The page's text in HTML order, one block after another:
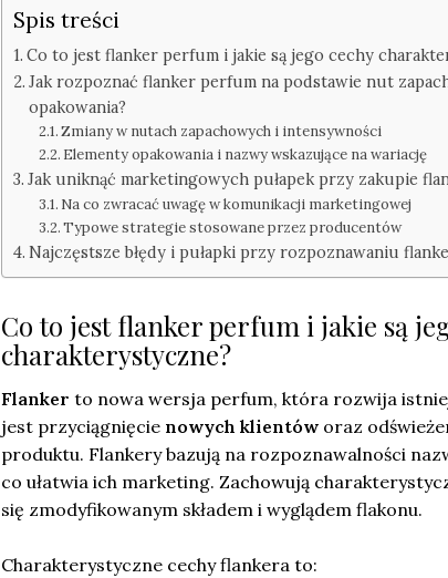
Spis treści
Co to jest flanker perfum i jakie są jego cechy
Jak rozpoznać flanker perfum na podstawie nut
opakowania?
Zmiany w nutach zapachowych i intensywności
Elementy opakowania i nazwy wskazujące na wariację
Jak uniknąć marketingowych pułapek przy zakupie
Na co zwracać uwagę w komunikacji marketingowej
Typowe strategie stosowane przez producentów
Najczęstsze błędy i pułapki przy rozpoznawaniu
Co to jest flanker perfum i jakie są
charakterystyczne?
Flanker to nowa wersja perfum, która rozwija
jest przyciągnięcie nowych klientów oraz
produktu. Flankery bazują na rozpoznawalności
co ułatwia ich marketing. Zachowują
się zmodyfikowanym składem i wyglądem flakonu.
Charakterystyczne cechy flankera to: